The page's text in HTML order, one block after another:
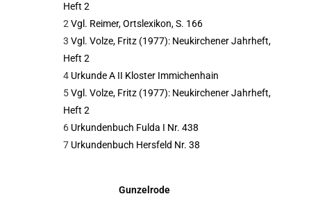
Heft 2
2Vgl. Reimer, Ortslexikon, S. 166
3 Vgl. Volze, Fritz (1977): Neukirchener Jahrheft,
Heft 2
4 Urkunde A II Kloster Immichenhain
5Vgl. Volze, Fritz (1977): Neukirchener Jahrheft,
Heft 2
6 Urkundenbuch Fulda I Nr. 438
7 Urkundenbuch Hersfeld Nr. 38
Gunzelrode